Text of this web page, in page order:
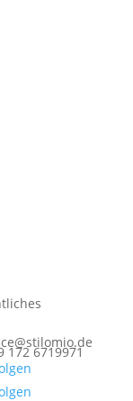
172 6719971